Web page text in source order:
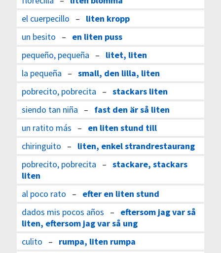
el cuerpecillo – liten kropp
un besito – en liten puss
pequeño, pequeña – litet, liten
la pequeña – small, den lilla, liten
pobrecito, pobrecita – stackars liten
siendo tan niña – fast den är så liten
un ratito más – en liten stund till
chiringuito – liten, enkel strandrestaurang
pobrecito, pobrecita – stackare, stackars
liten
al poco rato – efter en liten stund
dados mis pocos años – eftersom jag var så
liten, eftersom jag var så ung
culito – rumpa, liten rumpa